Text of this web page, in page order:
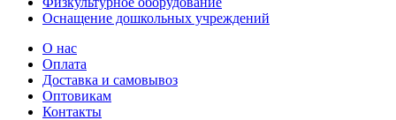
Оснащение дошкольных учреждений
О нас
Оплата
Доставка и самовывоз
Оптовикам
Контакты